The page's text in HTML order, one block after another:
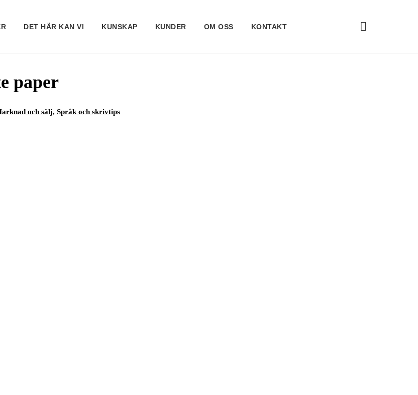
DET HÄR KAN VI KUNSKAP KUNDER OM OSS KONTAKT
paper
och sälj, Språk och skrivtips